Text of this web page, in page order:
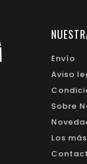
Envío
Aviso
Sobre
Los